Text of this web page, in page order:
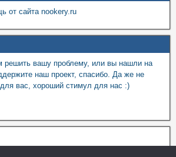
от сайта nookery.ru
решить вашу проблему, или вы нашли на
наш проект, спасибо. Да же не
вас, хороший стимул для нас :)